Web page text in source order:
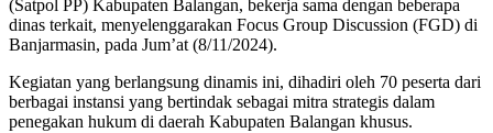
(Satpol PP) Kabupaten Balangan, bekerja sama dengan beberapa
dinas terkait, menyelenggarakan Focus Group Discussion (FGD) di
Banjarmasin, pada Jum’at (8/11/2024).
Kegiatan yang berlangsung dinamis ini, dihadiri oleh 70 peserta dari
berbagai instansi yang bertindak sebagai mitra strategis dalam
penegakan hukum di daerah Kabupaten Balangan khusus.